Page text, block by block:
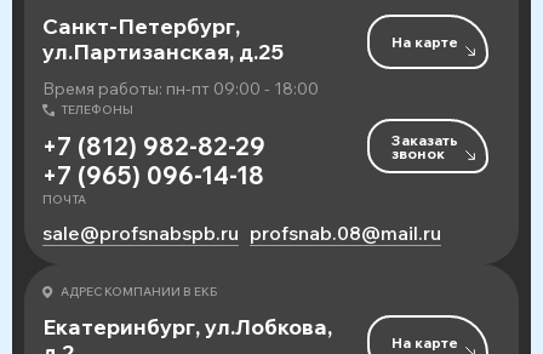
Санкт-Петербург,
ул.Партизанская, д.25
Время работы: пн-пт 09:00 - 18:00
На карте
ТЕЛЕФОНЫ
+7 (812) 982-82-29
+7 (965) 096-14-18
Заказать
звонок
ПОЧТА
sale@profsnabspb.ru profsnab.08@mail.ru
АДРЕС КОМПАНИИ В ЕКБ
Екатеринбург, ул.Лобкова,
На карте